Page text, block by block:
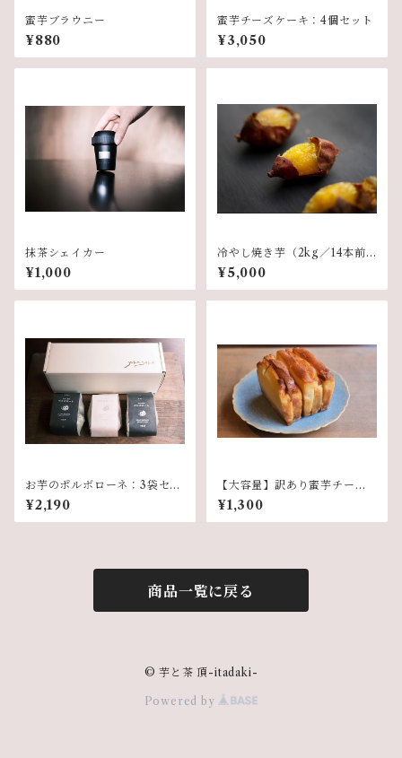
蜜芋ブラウニー
¥880
蜜芋チーズケーキ：4個セット
¥3,050
抹茶シェイカー
¥1,000
冷やし焼き芋（2kg／14本前
後）
¥5,000
お芋のポルボローネ：3袋セッ
ト
¥2,190
【大容量】訳あり蜜芋チーズ
ケーキ
¥1,300
商品一覧に戻る
© 芋と茶 頂-itadaki-
Powered by